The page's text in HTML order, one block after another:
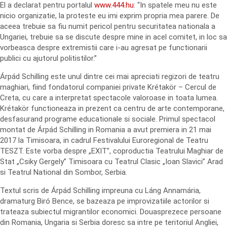
El a declarat pentru portalul www.444.hu: “In spatele meu nu este
nicio organizatie, la proteste eu imi exprim propria mea parere. De
aceea trebuie sa fiu numit pericol pentru securitatea nationala a
Ungariei, trebuie sa se discute despre mine in acel comitet, in loc sa
vorbeasca despre extremistii care i-au agresat pe functionarii
publici cu ajutorul politistilor.”
Árpád Schilling este unul dintre cei mai apreciati regizori de teatru
maghiari, fiind fondatorul companiei private Krétakör – Cercul de
Creta, cu care a interpretat spectacole valoroase in toata lumea.
Krétakör functioneaza in prezent ca centru de arte contemporane,
desfasurand programe educationale si sociale. Primul spectacol
montat de Árpád Schilling in Romania a avut premiera in 21 mai
2017 la Timisoara, in cadrul Festivalului Euroregional de Teatru
TESZT. Este vorba despre „EXIT”, coproductia Teatrului Maghiar de
Stat „Csiky Gergely” Timisoara cu Teatrul Clasic „Ioan Slavici” Arad
si Teatrul National din Sombor, Serbia.
Textul scris de Árpád Schilling impreuna cu Láng Annamária,
dramaturg Biró Bence, se bazeaza pe improvizatiile actorilor si
trateaza subiectul migrantilor economici. Douasprezece persoane
din Romania, Ungaria si Serbia doresc sa intre pe teritoriul Angliei,